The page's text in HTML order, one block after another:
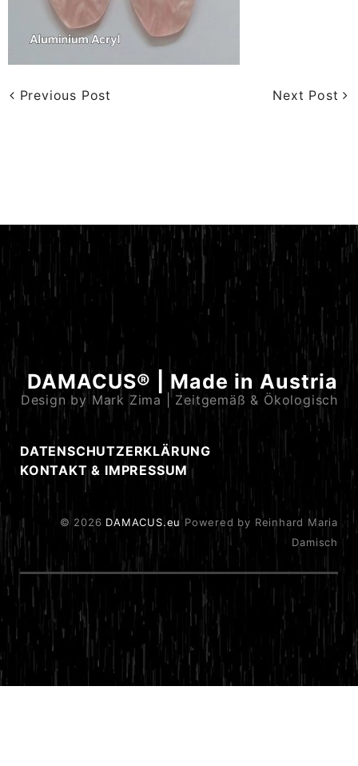
Previous Post Next Post
DAMACUS® | Made in Austria
Design by Mark Zima | Zeitgemäß & Ökologisch
DATENSCHUTZERKLÄRUNG
KONTAKT & IMPRESSUM
© 2026 DAMACUS.eu Powered by Reinhard Maria
Damisch